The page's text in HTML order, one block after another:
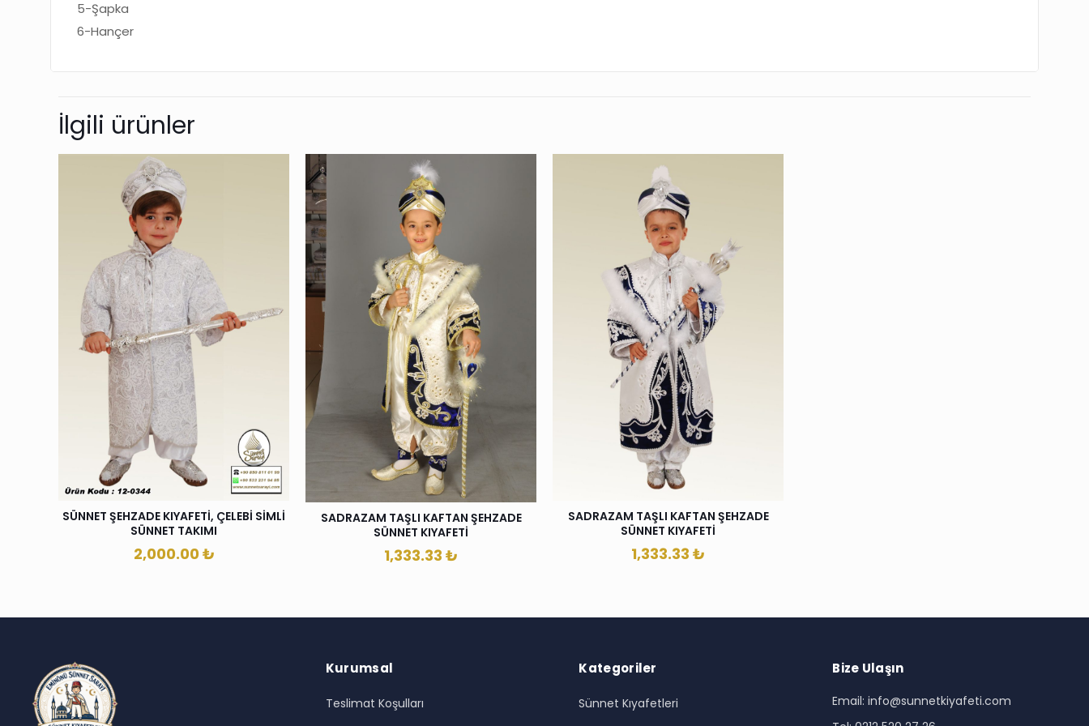
5-Şapka
6-Hançer
İlgili ürünler
SÜNNET ŞEHZADE KIYAFETİ, ÇELEBİ SİMLİ
SÜNNET TAKIMI
2,000.00₺
SADRAZAM TAŞLI KAFTAN ŞEHZADE
SÜNNET KIYAFETİ
1,333.33 ₺
SADRAZAM TAŞLI KAFTAN ŞEHZADE
SÜNNET KIYAFETİ
1,333.33 ₺
Kurumsal
Teslimat Koşulları
Kategoriler
Sünnet Kıyafetleri
Bize Ulaşın
Email: info@sunnetkiyafeti.com